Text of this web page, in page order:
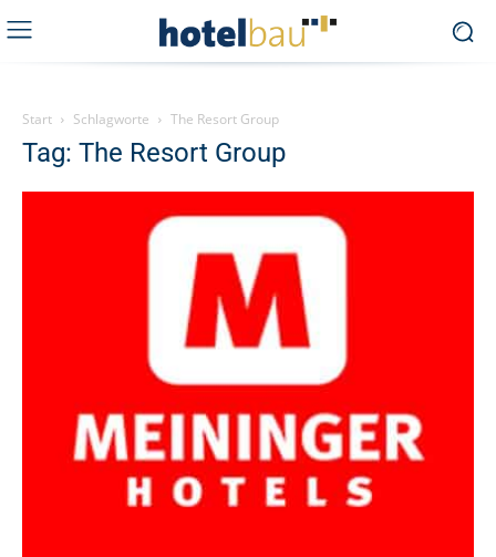
Start Schlagworte The Resort Group
Tag: The Resort Group